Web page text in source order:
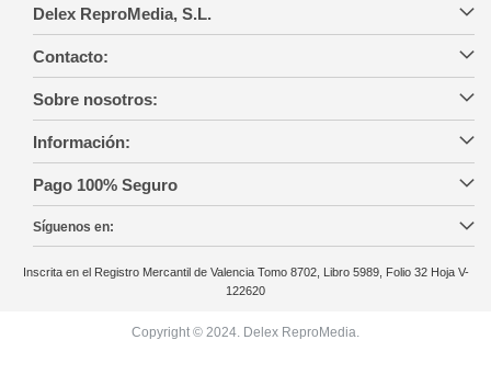
Delex ReproMedia, S.L.
Contacto:
Sobre nosotros:
Información:
Pago 100% Seguro
Síguenos en:
Inscrita en el Registro Mercantil de Valencia Tomo 8702, Libro 5989, Folio 32 Hoja V-
122620
Copyright © 2024. Delex ReproMedia.